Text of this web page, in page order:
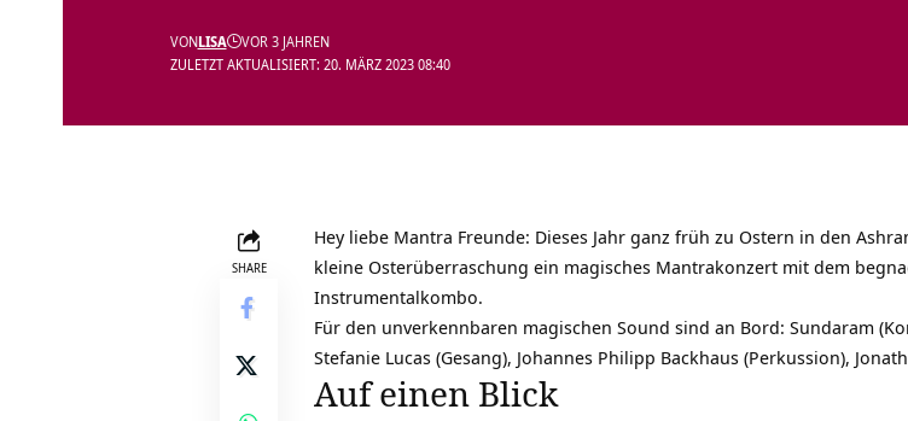
ZULETZT AKTUALISIERT: 20. MÄRZ 2023 08:40
VONLISA VOR 3 JAHREN
SHARE
Hey liebe Mantra Freunde: Dieses Jahr ganz früh zu Ostern in den
kleine Osterüberraschung ein magisches Mantrakonzert mit dem
Instrumentalkombo.
Für den unverkennbaren magischen Sound sind an Bord: Sundaram
Stefanie Lucas (Gesang), Johannes Philipp Backhaus (Perkussion),
Auf einen Blick